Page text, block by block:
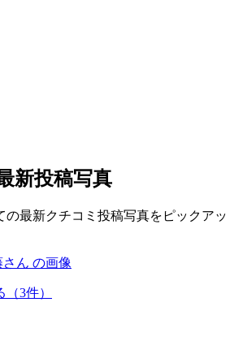
新投稿写真
の最新クチコミ投稿写真をピックアッ
（3件）